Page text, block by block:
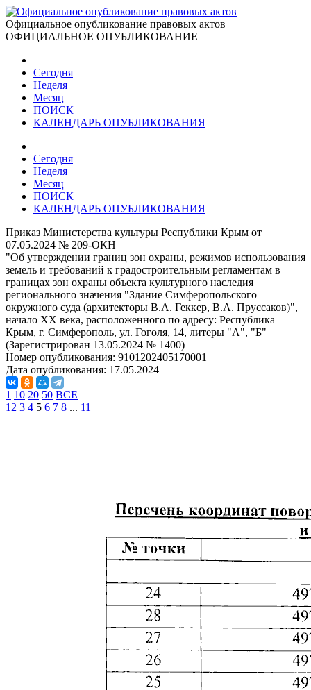
Официальное опубликование правовых актов
ОФИЦИАЛЬНОЕ ОПУБЛИКОВАНИЕ
Сегодня
Неделя
Месяц
ПОИСК
КАЛЕНДАРЬ ОПУБЛИКОВАНИЯ
Сегодня
Неделя
Месяц
ПОИСК
КАЛЕНДАРЬ ОПУБЛИКОВАНИЯ
Приказ Министерства культуры Республики Крым от
07.05.2024 № 209-ОКН
"Об утверждении границ зон охраны, режимов использования
земель и требований к градостроительным регламентам в
границах зон охраны объекта культурного наследия
регионального значения "Здание Симферопольского
окружного суда (архитекторы В.А. Геккер, В.А. Пруссаков)",
начало XX века, расположенного по адресу: Республика
Крым, г. Симферополь, ул. Гоголя, 14, литеры "А", "Б"
(Зарегистрирован 13.05.2024 № 1400)
Номер опубликования: 9101202405170001
Дата опубликования: 17.05.2024
1 10 20 50 ВСЕ
1 2 3 4 5 6 7 8 ... 11